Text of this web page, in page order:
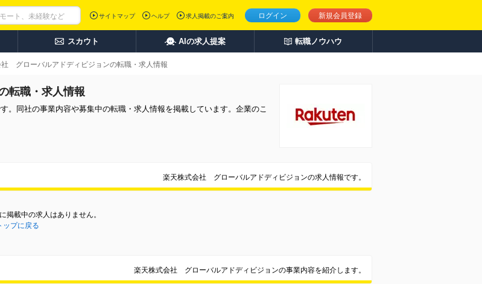
ログイン 新規会員登録
サイトマップ ヘルプ 求人掲載のご案内
スカウト AIの求人提案 転職ノウハウ
社 グローバルアドディビジョンの転職・求人情報
転職・求人情報
同社の事業内容や募集中の転職・求人情報を掲載しています。企業のこ
楽天株式会社 グローバルアドディビジョンの求人情報です。
掲載中の求人はありません。
ップに戻る
楽天株式会社 グローバルアドディビジョンの事業内容を紹介します。